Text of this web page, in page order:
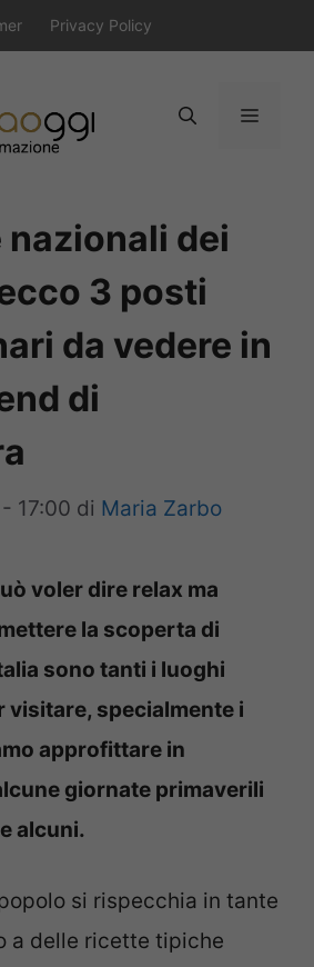
Privacy Policy
Menu
dei
3 posti
da vedere in
di
17:00 di Maria Zarbo
voler dire relax ma
la scoperta di
sono tanti i luoghi
visitare, specialmente i
approfittare in
giornate primaverili
alcuni.
si rispecchia in tante
a delle ricette tipiche